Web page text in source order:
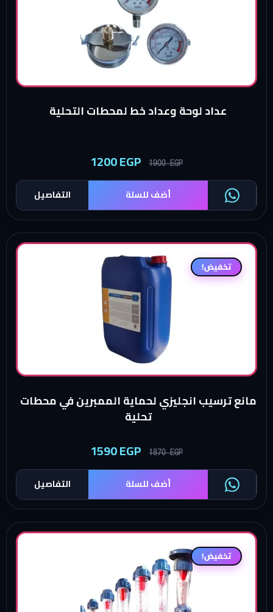
عداد لوحة وعداد خط لمحطات التحلية
1900EGP
1200EGP
التفاصيل أضف للسلة
تخفيض!
مانع ترسيب انجليزي لحماية الممبرين في محطات
تحلية
1870EGP
1590EGP
التفاصيل أضف للسلة
تخفيض!